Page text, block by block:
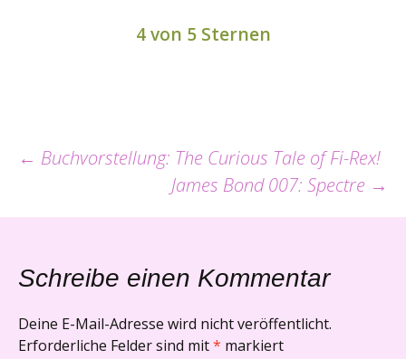
4 von 5 Sternen
Beitrags-
Navigation
← Buchvorstellung: The Curious Tale of Fi-Rex!
James Bond 007: Spectre →
Schreibe einen Kommentar
Deine E-Mail-Adresse wird nicht veröffentlicht.
Erforderliche Felder sind mit* markiert